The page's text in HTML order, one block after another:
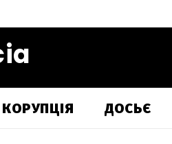
КОРУПЦІЯ ДОСЬЄ